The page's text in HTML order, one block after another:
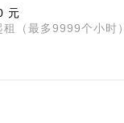
元
租（最多9999个小时）